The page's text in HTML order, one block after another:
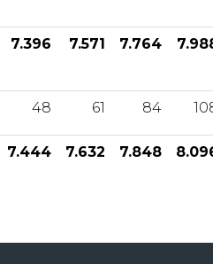
7.396 7.571 7.764
48 61 84
7.444 7.632 7.848